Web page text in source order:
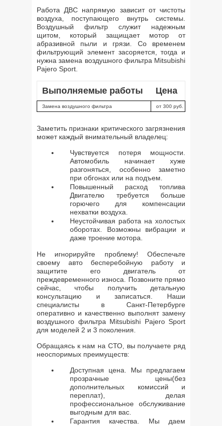
Работа ДВС напрямую зависит от чистоты
воздуха, поступающего внутрь системы.
Воздушный фильтр служит надежным
щитом, который защищает мотор от
абразивной пыли и грязи. Со временем
фильтрующий элемент засоряется, тогда и
нужна замена воздушного фильтра Mitsubishi
Pajero Sport.
Выполняемые работы Цена
Замена воздушного фильтра от 300 руб.
Заметить признаки критического загрязнения
может каждый внимательный владелец:
Чувствуется потеря мощности.
Автомобиль начинает хуже
разгоняться, особенно заметно
при обгонах или на подъем.
Повышенный расход топлива
Двигателю требуется больше
горючего для компенсации
нехватки воздуха.
Неустойчивая работа на холостых
оборотах. Возможны вибрации и
даже троение мотора.
Не игнорируйте проблему! Обеспечьте
своему авто бесперебойную работу и
защитите его двигатель от
преждевременного износа. Позвоните прямо
сейчас, чтобы получить детальную
консультацию и записаться. Наши
специалисты в Санкт-Петербурге
оперативно и качественно выполнят замену
воздушного фильтра Mitsubishi Pajero Sport
для моделей 2 и 3 поколения.
Обращаясь к нам на СТО, вы получаете ряд
неоспоримых преимуществ:
Доступная цена. Мы предлагаем
прозрачные цены(без
дополнительных комиссий и
переплат), делая
профессиональное обслуживание
выгодным для вас.
Гарантия качества. Мы даем